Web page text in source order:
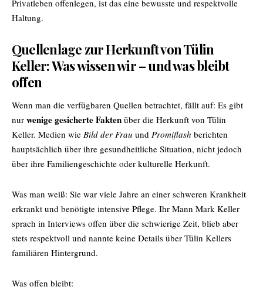
Privatleben offenlegen, ist das eine bewusste und respektvolle
Haltung.
Quellenlage zur Herkunft von Tülin
Keller: Was wissen wir – und was bleibt
offen
Wenn man die verfügbaren Quellen betrachtet, fällt auf: Es gibt
nur wenige gesicherte Fakten über die Herkunft von Tülin
Keller. Medien wie Bild der Frau und Promiflash berichten
hauptsächlich über ihre gesundheitliche Situation, nicht jedoch
über ihre Familiengeschichte oder kulturelle Herkunft.
Was man weiß: Sie war viele Jahre an einer schweren Krankheit
erkrankt und benötigte intensive Pflege. Ihr Mann Mark Keller
sprach in Interviews offen über die schwierige Zeit, blieb aber
stets respektvoll und nannte keine Details über Tülin Kellers
familiären Hintergrund.
Was offen bleibt: